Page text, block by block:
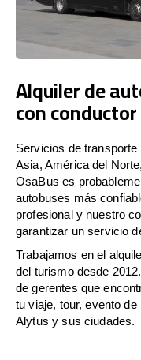
Alquiler de
con
Servicios de
Asia, América del
OsaBus es
autobuses más
profesional y nuestro
garantizar un servicio
Trabajamos en el
del turismo desde
de gerentes que
tu viaje, tour, evento
Alytus y sus ciudades.